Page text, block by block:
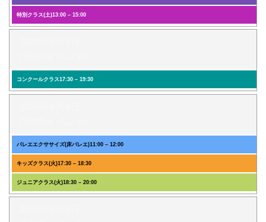
特別クラス(土)13:00 – 15:00
コンクールクラス17:30 – 19:30
バレエエクササイズ(床バレエ)11:00 – 12:00
キッズクラス(火)17:30 – 18:30
ジュニアクラス(火)18:30 – 20:00